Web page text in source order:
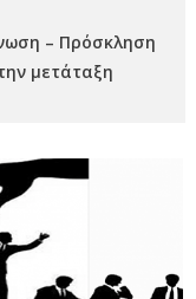
– Πρόσκληση
μετάταξη